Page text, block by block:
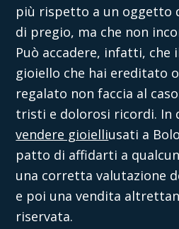
più rispetto a un oggetto
di pregio, ma che non
Può accadere, infatti, che
gioiello che hai ereditato
regalato non faccia al
tristi e dolorosi ricordi. In
vendere gioielliusati a
patto di affidarti a
una corretta valutazione
e poi una vendita
riservata.